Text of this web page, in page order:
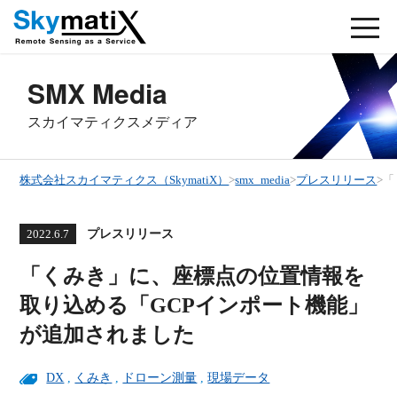
SMX Media
スカイマティクスメディア
株式会社スカイマティクス（SkymatiX）>smx_media>プレスリリース>
2022.6.7 プレスリリース
「くみき」に、座標点の位置情報を
取り込める「GCPインポート機能」
が追加されました
DX , くみき , ドローン測量 ,現場データ